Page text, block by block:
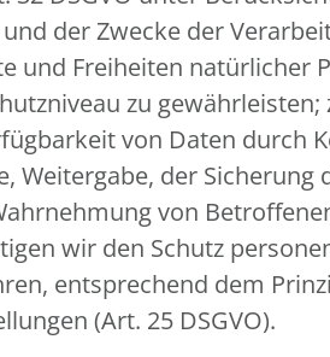
der Zwecke der
und Freiheiten
zu
von Daten durch
Weitergabe, der
von
wir den Schutz
entsprechend dem
(Art. 25 DSGVO).